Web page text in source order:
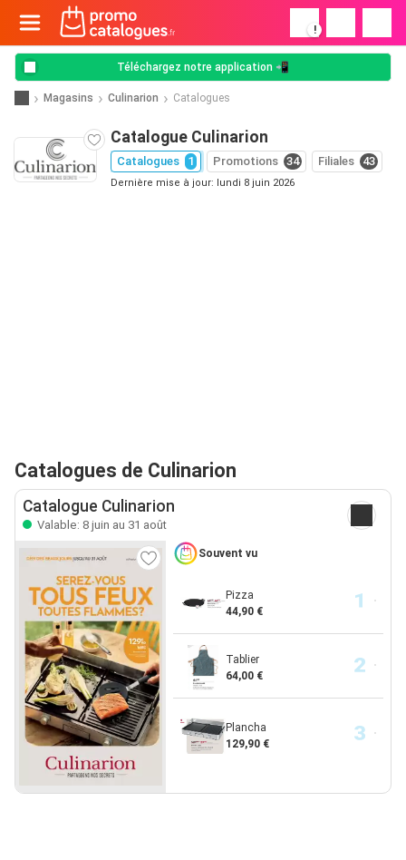
!
Téléchargez notre application 📲
Magasins Culinarion Catalogues
Catalogue Culinarion
Catalogues 1 Promotions 34 Filiales 43
Dernière mise à jour: lundi 8 juin 2026
Catalogues de Culinarion
Catalogue Culinarion
Valable: 8 juin au 31 août
Souvent vu
Pizza
44,90 €
Tablier
64,00 €
Plancha
129,90 €